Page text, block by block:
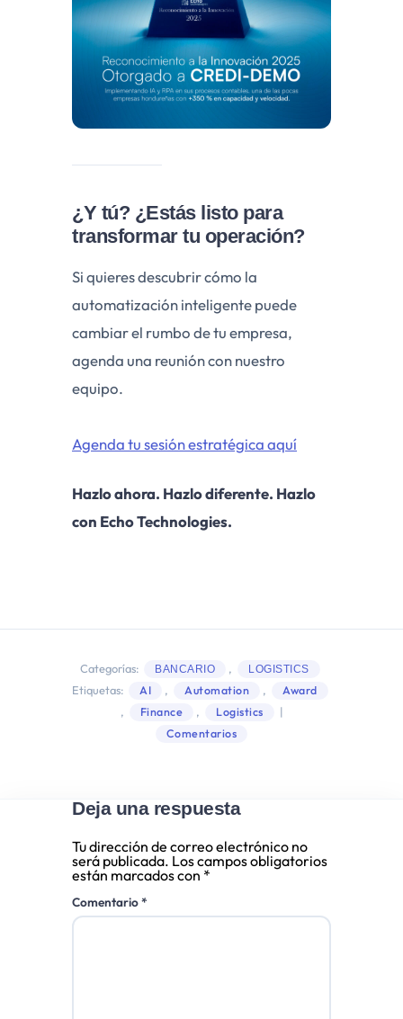
¿Y tú? ¿Estás listo para
transformar tu operación?
Si quieres descubrir cómo la
automatización inteligente puede
cambiar el rumbo de tu empresa,
agenda una reunión con nuestro
equipo.
Agenda tu sesión estratégica aquí
Hazlo ahora. Hazlo diferente. Hazlo
con Echo Technologies.
Categorías: BANCARIO , LOGISTICS
Etiquetas: AI , Automation , Award
, Finance , Logistics |
Comentarios
Deja una respuesta
Tu dirección de correo electrónico no
será publicada. Los campos obligatorios
están marcados con *
Comentario*